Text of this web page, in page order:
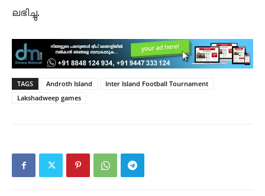
ലഭിച്ചു.
TAGS Androth Island
Inter Island Football Tournament
Lakshadweep games